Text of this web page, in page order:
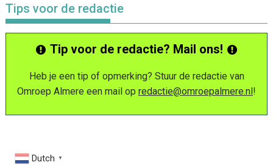
Tips voor de redactie
Tip voor de redactie? Mail ons!
Heb je een tip of opmerking? Stuur de redactie van
Omroep Almere een mail op redactie@omroepalmere.nl!
Dutch ▼